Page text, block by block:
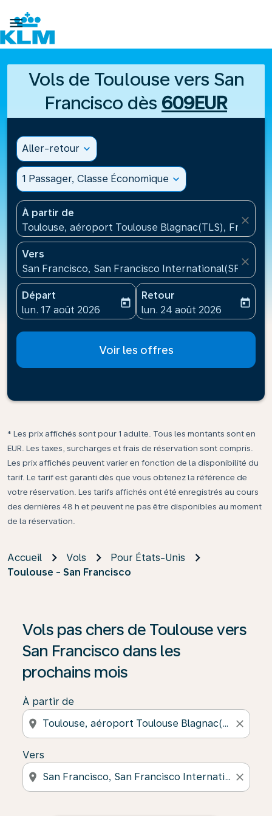

Vols de Toulouse vers San
Francisco dès 609EUR
Aller-retour expand_more
1 Passager, Classe Économique expand_more
À partir de
Toulouse, aéroport Toulouse Blagnac(TLS), France
close
Vers
San Francisco, San Francisco International(SFO),
close
Départ
fc-booking-departure-date-aria-label
lun. 17 août 2026
today
Retour
fc-booking-return-date-
lun. 24 août 2026
today
Voir les offres
* Les prix affichés sont pour 1 adulte. Tous les montants sont en
EUR. Les taxes, surcharges et frais de réservation sont compris.
Les prix affichés peuvent varier en fonction de la disponibilité du
tarif. Le tarif est garanti dès que vous obtenez la référence de
votre réservation. Les tarifs affichés ont été enregistrés au cours
des dernières 48 h et peuvent ne pas être disponibles au moment
de la réservation.
Accueil Vols
Pour États-Unis
Toulouse - San Francisco
Vols pas chers de Toulouse vers
San Francisco dans les
prochains mois
À partir de
location_on close
Vers
location_on close